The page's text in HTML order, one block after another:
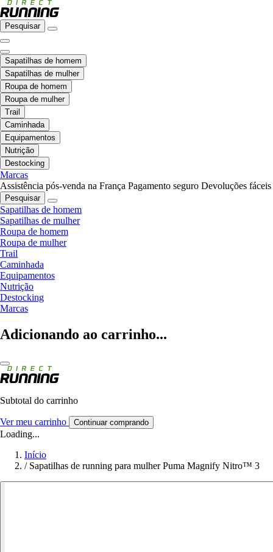
Pesquisar
Sapatilhas de homem
Sapatilhas de mulher
Roupa de homem
Roupa de mulher
Trail
Caminhada
Equipamentos
Nutrição
Destocking
Marcas
Assistência pós-venda na França Pagamento seguro Devoluções fáceis
Pesquisar
Sapatilhas de homem
Sapatilhas de mulher
Roupa de homem
Roupa de mulher
Trail
Caminhada
Equipamentos
Nutrição
Destocking
Marcas
Adicionando ao carrinho...
Subtotal do carrinho
Ver meu carrinho Continuar comprando
Loading...
Início
/ Sapatilhas de running para mulher Puma Magnify Nitro™ 3